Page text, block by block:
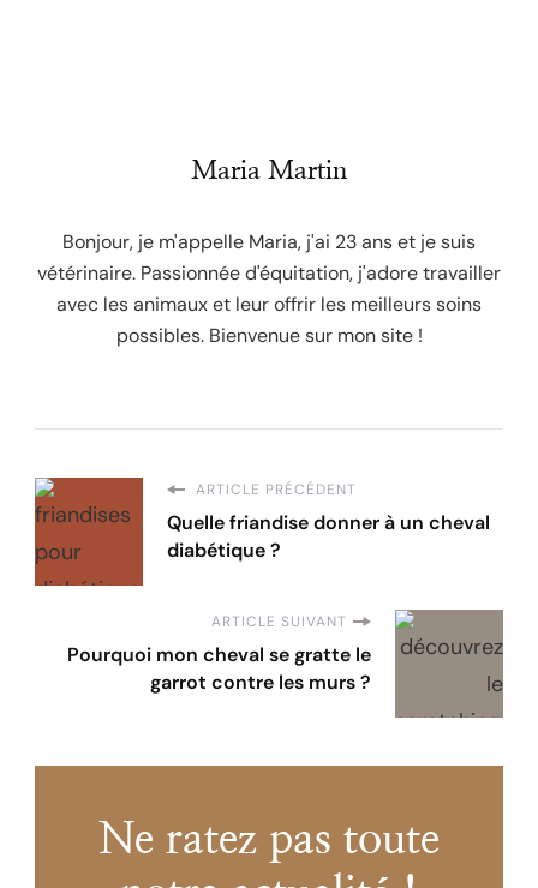
Maria Martin
Bonjour, je m'appelle Maria, j'ai 23 ans et je suis
vétérinaire. Passionnée d'équitation, j'adore travailler
avec les animaux et leur offrir les meilleurs soins
possibles. Bienvenue sur mon site !
ARTICLE PRÉCÉDENT
Quelle friandise donner à un cheval
diabétique ?
ARTICLE SUIVANT
Pourquoi mon cheval se gratte le
garrot contre les murs ?
Ne ratez pas toute